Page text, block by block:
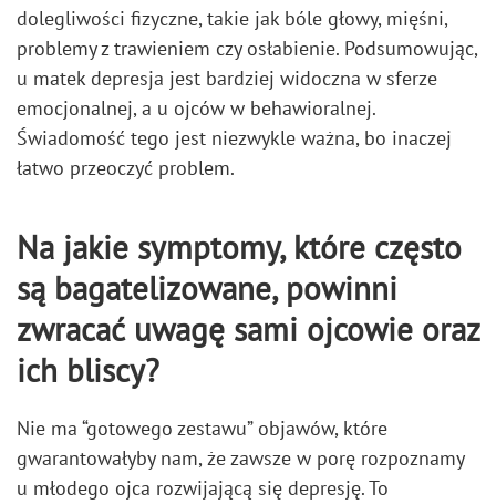
dolegliwości fizyczne, takie jak bóle głowy, mięśni,
problemy z trawieniem czy osłabienie. Podsumowując,
u matek depresja jest bardziej widoczna w sferze
emocjonalnej, a u ojców w behawioralnej.
Świadomość tego jest niezwykle ważna, bo inaczej
łatwo przeoczyć problem.
Na jakie symptomy, które często
są bagatelizowane, powinni
zwracać uwagę sami ojcowie oraz
ich bliscy?
Nie ma “gotowego zestawu” objawów, które
gwarantowałyby nam, że zawsze w porę rozpoznamy
u młodego ojca rozwijającą się depresję. To